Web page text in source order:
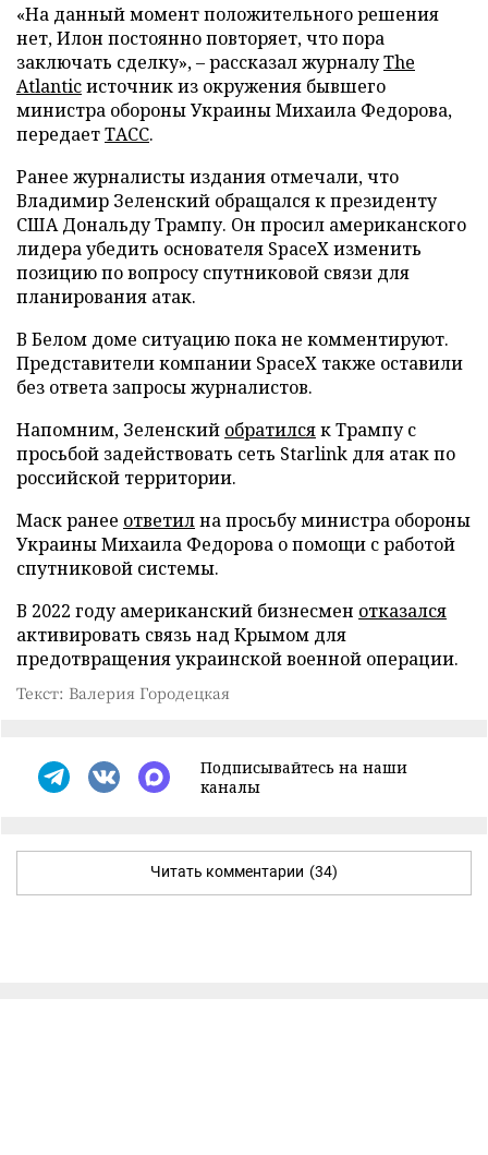
«На данный момент положительного решения
нет, Илон постоянно повторяет, что пора
заключать сделку», – рассказал журналуThe
Atlanticисточник из окружения бывшего
министра обороны Украины Михаила Федорова,
передаетТАСС.
Ранее журналисты издания отмечали, что
Владимир Зеленский обращался к президенту
США Дональду Трампу. Он просил американского
лидера убедить основателя SpaceX изменить
позицию по вопросу спутниковой связи для
планирования атак.
В Белом доме ситуацию пока не комментируют.
Представители компании SpaceX также оставили
без ответа запросы журналистов.
Напомним, Зеленский обратилсяк Трампу с
просьбой задействовать сеть Starlink для атак по
российской территории.
Маск ранее ответилна просьбу министра обороны
Украины Михаила Федорова о помощи с работой
спутниковой системы.
В 2022 году американский бизнесмен отказался
активировать связь над Крымом для
предотвращения украинской военной операции.
Текст: Валерия Городецкая
Подписывайтесь на наши
каналы
Читать комментарии (34)